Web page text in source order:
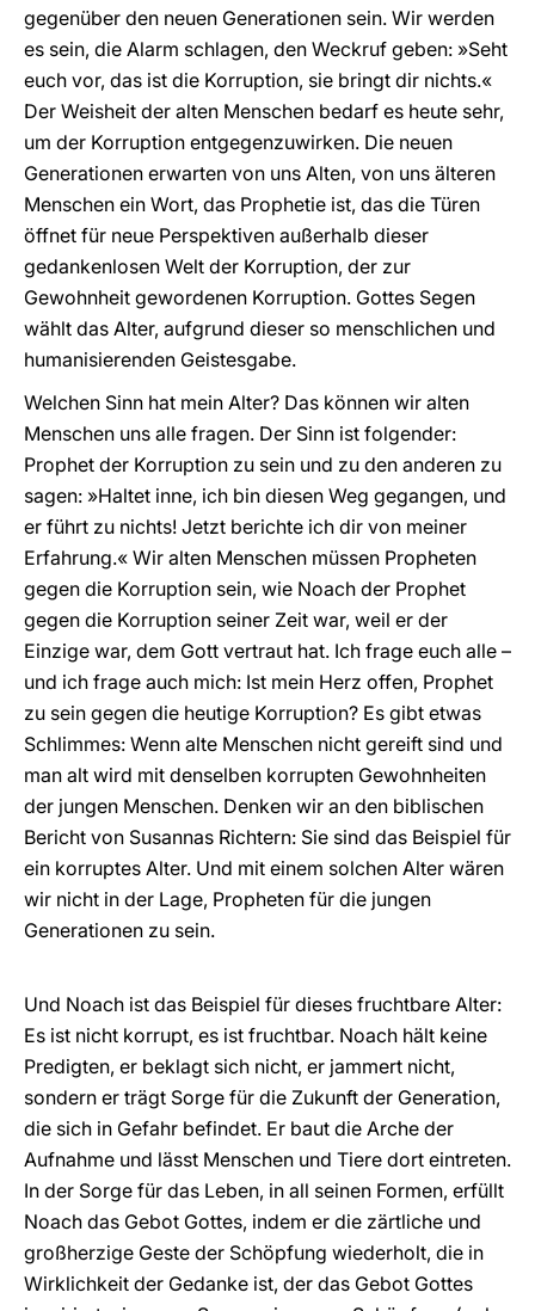
gegenüber den neuen Generationen sein. Wir werden
es sein, die Alarm schlagen, den Weckruf geben: »Seht
euch vor, das ist die Korruption, sie bringt dir nichts.«
Der Weisheit der alten Menschen bedarf es heute sehr,
um der Korruption entgegenzuwirken. Die neuen
Generationen erwarten von uns Alten, von uns älteren
Menschen ein Wort, das Prophetie ist, das die Türen
öffnet für neue Perspektiven außerhalb dieser
gedankenlosen Welt der Korruption, der zur
Gewohnheit gewordenen Korruption. Gottes Segen
wählt das Alter, aufgrund dieser so menschlichen und
humanisierenden Geistesgabe.
Welchen Sinn hat mein Alter? Das können wir alten
Menschen uns alle fragen. Der Sinn ist folgender:
Prophet der Korruption zu sein und zu den anderen zu
sagen: »Haltet inne, ich bin diesen Weg gegangen, und
er führt zu nichts! Jetzt berichte ich dir von meiner
Erfahrung.« Wir alten Menschen müssen Propheten
gegen die Korruption sein, wie Noach der Prophet
gegen die Korruption seiner Zeit war, weil er der
Einzige war, dem Gott vertraut hat. Ich frage euch alle –
und ich frage auch mich: Ist mein Herz offen, Prophet
zu sein gegen die heutige Korruption? Es gibt etwas
Schlimmes: Wenn alte Menschen nicht gereift sind und
man alt wird mit denselben korrupten Gewohnheiten
der jungen Menschen. Denken wir an den biblischen
Bericht von Susannas Richtern: Sie sind das Beispiel für
ein korruptes Alter. Und mit einem solchen Alter wären
wir nicht in der Lage, Propheten für die jungen
Generationen zu sein.
Und Noach ist das Beispiel für dieses fruchtbare Alter:
Es ist nicht korrupt, es ist fruchtbar. Noach hält keine
Predigten, er beklagt sich nicht, er jammert nicht,
sondern er trägt Sorge für die Zukunft der Generation,
die sich in Gefahr befindet. Er baut die Arche der
Aufnahme und lässt Menschen und Tiere dort eintreten.
In der Sorge für das Leben, in all seinen Formen, erfüllt
Noach das Gebot Gottes, indem er die zärtliche und
großherzige Geste der Schöpfung wiederholt, die in
Wirklichkeit der Gedanke ist, der das Gebot Gottes